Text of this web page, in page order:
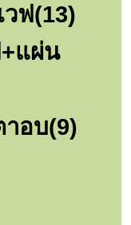
ฟ(13)
แผ่น
าอบ(9)